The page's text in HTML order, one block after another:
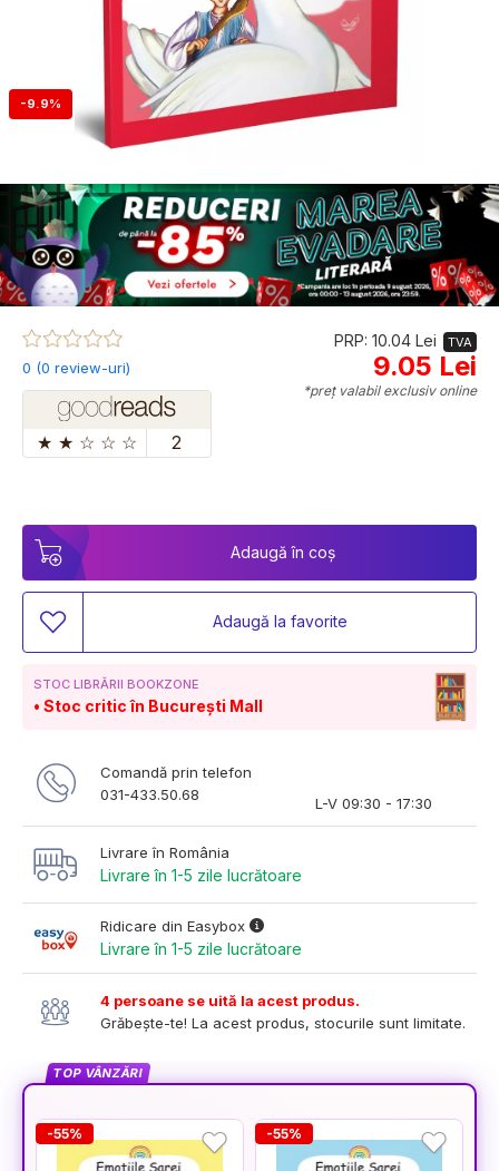
-9.9%
0 (0 review-uri)
★ ★ ☆ ☆ ☆ 2
PRP: 10.04 Lei TVA
9.05 Lei
*preț valabil exclusiv online
Adaugă în coș
Adaugă la favorite
STOC LIBRĂRII BOOKZONE
Stoc critic în București Mall
Comandă prin telefon
031-433.50.68
L-V 09:30 - 17:30
Livrare în România
Livrare în 1-5 zile lucrătoare
Ridicare din Easybox
Livrare în 1-5 zile lucrătoare
4 persoane se uită la acest produs.
Grăbește-te! La acest produs, stocurile sunt limitate.
TOP VÂNZĂRI
-55% -55%